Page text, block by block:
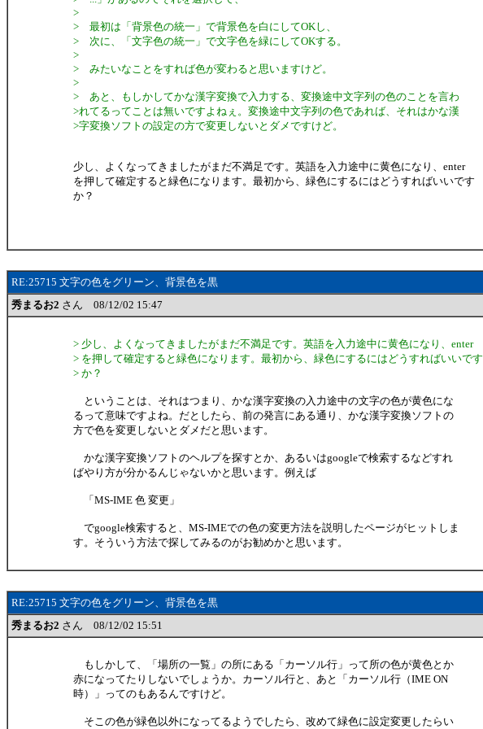
>
> 最初は「背景色の統一」で背景色を白にしてOKし、
> 次に、「文字色の統一」で文字色を緑にしてOKする。
>
> みたいなことをすれば色が変わると思いますけど。
>
> あと、もしかしてかな漢字変換で入力する、変換途中文字列の色のことを言わ
>れてるってことは無いですよねぇ。変換途中文字列の色であれば、それはかな漢
>字変換ソフトの設定の方で変更しないとダメですけど。
少し、よくなってきましたがまだ不満足です。英語を入力途中に黄色になり、enter
を押して確定すると緑色になります。最初から、緑色にするにはどうすればいいです
か？
RE:25715 文字の色をグリーン、背景色を黒
秀まるお2 さん 08/12/02 15:47
> 少し、よくなってきましたがまだ不満足です。英語を入力途中に黄色になり、enter
> を押して確定すると緑色になります。最初から、緑色にするにはどうすればいいです
> か？
ということは、それはつまり、かな漢字変換の入力途中の文字の色が黄色にな
るって意味ですよね。だとしたら、前の発言にある通り、かな漢字変換ソフトの
方で色を変更しないとダメだと思います。
かな漢字変換ソフトのヘルプを探すとか、あるいはgoogleで検索するなどすれ
ばやり方が分かるんじゃないかと思います。例えば
「MS-IME 色 変更」
でgoogle検索すると、MS-IMEでの色の変更方法を説明したページがヒットしま
す。そういう方法で探してみるのがお勧めかと思います。
RE:25715 文字の色をグリーン、背景色を黒
秀まるお2 さん 08/12/02 15:51
もしかして、「場所の一覧」の所にある「カーソル行」って所の色が黄色とか
赤になってたりしないでしょうか。カーソル行と、あと「カーソル行（IME ON
時）」ってのもあるんですけど。
そこの色が緑色以外になってるようでしたら、改めて緑色に設定変更したらい